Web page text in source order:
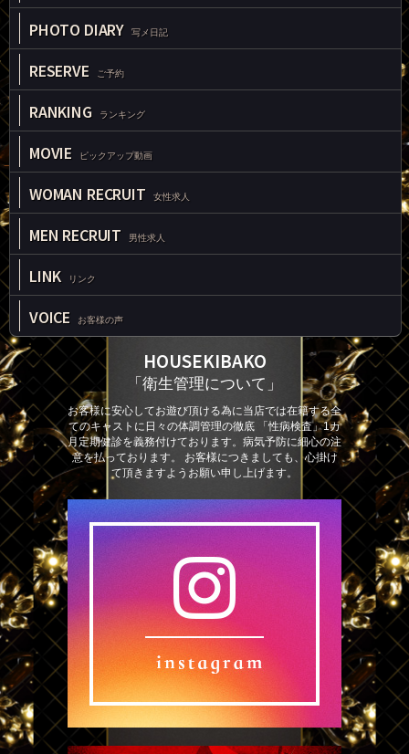
PHOTO DIARY 写メ日記
RESERVE ご予約
RANKING ランキング
MOVIE ピックアップ動画
WOMAN RECRUIT 女性求人
MEN RECRUIT 男性求人
LINK リンク
VOICE お客様の声
HOUSEKIBAKO
「衛生管理について」
お客様に安心してお遊び頂ける為に当店では在籍する全
てのキャストに日々の体調管理の徹底 「性病検査」1カ
月定期健診を義務付けております。病気予防に細心の注
意を払っております。 お客様につきましても、心掛け
て頂きますようお願い申し上げます。